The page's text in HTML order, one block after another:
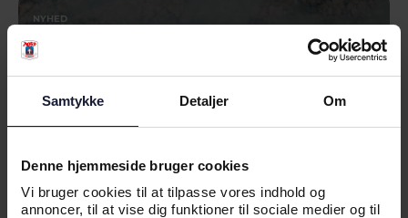
Samtykke Detaljer Om
Denne hjemmeside bruger cookies
Vi bruger cookies til at tilpasse vores indhold og
annoncer, til at vise dig funktioner til sociale medier og til
NYHED
KLAR TIL RETURKAMP: TIRSDAG
GÆLDER DET